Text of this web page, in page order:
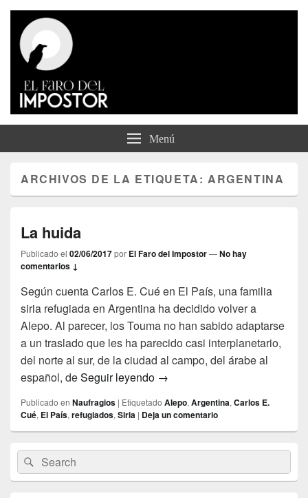
El Faro del Impostor
Menú
ARCHIVOS DE LA ETIQUETA:ARGENTINA
La huida
Publicado el 02/06/2017por El Faro del Impostor—No hay
comentarios ↓
Según cuenta Carlos E. Cué en El País, una familia
siria refugiada en Argentina ha decidido volver a
Alepo. Al parecer, los Touma no han sabido adaptarse
a un traslado que les ha parecido casi interplanetario,
del norte al sur, de la ciudad al campo, del árabe al
español, deSeguir leyendo La huida
→
Publicado en Naufragios | Etiquetado Alepo, Argentina, Carlos E.
Cué, El País, refugiados, Siria | Deja un comentario
área
de
widget
Buscar
por:
Buscar